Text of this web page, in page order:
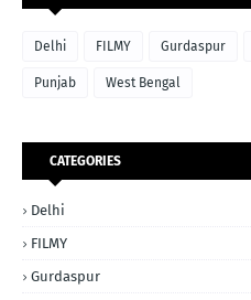
Delhi FILMY Gurdaspur
Punjab West Bengal
CATEGORIES
Delhi
FILMY
Gurdaspur